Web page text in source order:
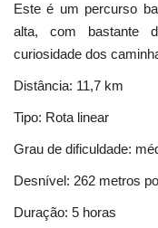
Este é um percurso
alta, com bastante
curiosidade dos
Distância: 11,7 km
Tipo: Rota linear
Grau de dificuldade:
Desnível: 262 metros
Duração: 5 horas